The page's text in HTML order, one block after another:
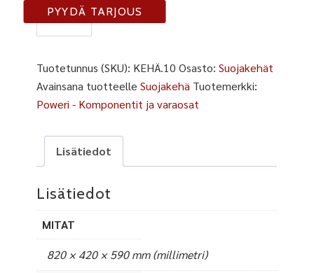
KEHÄ-10
määrä
PYYDÄ TARJOUS
Tuotetunnus (SKU): KEHÄ.10 Osasto:Suojakehät
Avainsana tuotteelleSuojakehä Tuotemerkki:
Poweri - Komponentit ja varaosat
Lisätiedot
Lisätiedot
MITAT
820 × 420 × 590 mm (millimetri)